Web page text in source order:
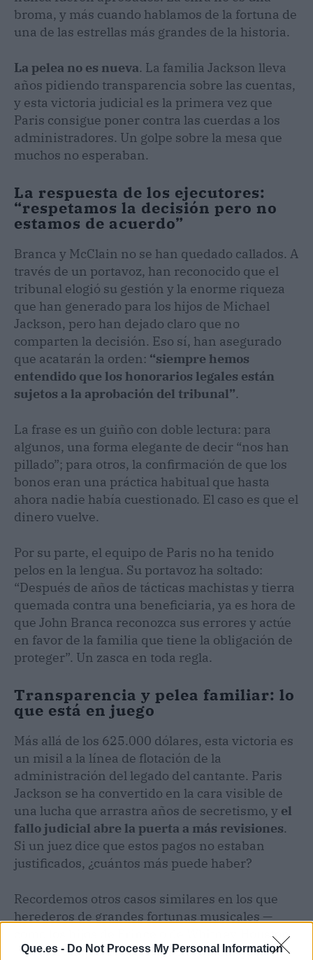
Que.es - Do Not Process My Personal Information
broma, y más cuando hablamos de la fortuna de
una de las estrellas más grandes de la historia.
La pelea no es nueva. La familia Jackson lleva
años pidiendo transparencia sobre las cuentas,
y esta victoria judicial es la primera vez que
Paris consigue poner contra las cuerdas a los
administradores. Un golpe sobre la mesa que
muchos no esperaban.
La respuesta de los ejecutores:
“respetamos la decisión pero no
estamos de acuerdo”
Branca y McClain no se han quedado callados. A
través de un portavoz, han reconocido que el
tribunal elogió su gestión y la enorme riqueza
que han generado para los hijos de Michael
Jackson, pero han dejado claro que no
comparten la decisión. Eso sí, han asegurado
que acatarán la orden: “siempre hemos
entendido que los honorarios legales están
sujetos a la aprobación del tribunal”.
La frase es un guiño con doble lectura: para
algunos, una forma elegante de decir “nos han
pillado”; para otros, la confirmación de que los
bonos eran una práctica habitual que hasta
ahora nadie había cuestionado. El caso es que el
dinero vuelve.
Por su parte, el equipo de Paris no ha tenido
pelos en la lengua. Su portavoz ha soltado:
“Después de años de tácticas machistas y tierra
quemada contra una beneficiaria, ya es hora de
que John Branca reconozca sus errores y actúe
en favor de la familia que tiene la obligación de
proteger”. Un zasca en toda regla.
Transparencia y pelea familiar: lo
que está en juego
Más allá de los 625.000 dólares, esta victoria es
un misil a la línea de flotación de la
administración del legado del cantante. Paris
Jackson se ha convertido en la cara visible de
una lucha que arrastra años de secretismo, y el
fallo judicial abre la puerta a más revisiones.
Si un juez dice que estos pagos no estaban
justificados, ¿cuántos más puede haber?
Recordemos otros casos similares en los que
herederos de grandes fortunas musicales —
como los hijos de Prince o de Whitney Houston
— tuvieron que acudir a los tribunales para